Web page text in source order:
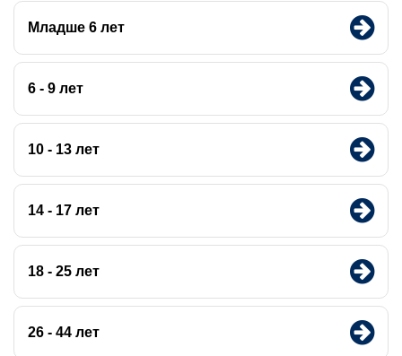
Младше 6 лет
6 - 9 лет
10 - 13 лет
14 - 17 лет
18 - 25 лет
26 - 44 лет